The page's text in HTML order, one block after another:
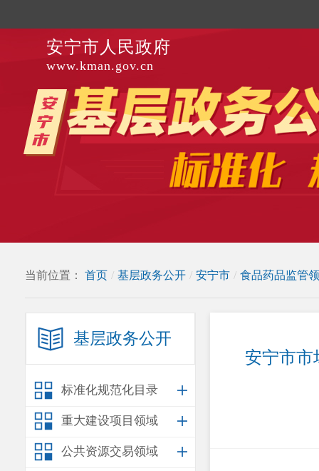
安宁市人民政府
www.kman.gov.cn
当前位置： 首页 / 基层政务公开 / 安宁市 / 食品药品监管
基层政务公开
标准化规范化目录
重大建设项目领域
公共资源交易领域
安宁市市